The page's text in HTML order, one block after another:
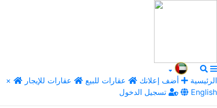
× الرئيسية أضف إعلانك عقارات للبيع
عقارات للإيجار
تسجيل الدخول
English